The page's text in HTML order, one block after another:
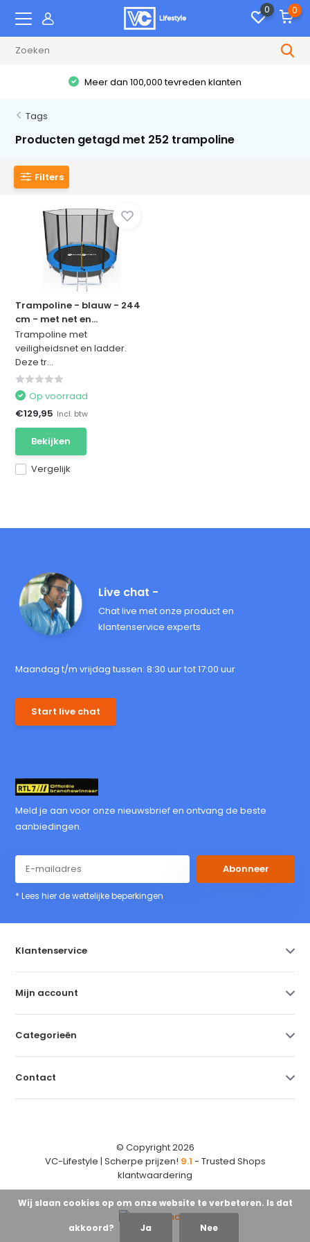
0 0
Meer dan 100,000 tevreden klanten
Tags
Producten getagd met 252 trampoline
Filters
Trampoline - blauw - 244
cm - met net en...
Trampoline met
veiligheidsnet en ladder.
Deze tr...
Vergelijk
Op voorraad
€129,95 Incl. btw
Bekijken
Live chat -
Chat live met onze product en
klantenservice experts
Maandag t/m vrijdag tussen: 8:30 uur tot 17:00 uur
Start live chat
Meld je aan voor onze nieuwsbrief en ontvang de beste
aanbiedingen.
Abonneer
* Lees hier de wettelijke beperkingen
Klantenservice
Mijn account
Categorieën
Contact
© Copyright 2026
VC-Lifestyle | Scherpe prijzen! 9.1 - Trusted Shops
klantwaardering
Wij slaan cookies op om onze website te verbeteren. Is dat
akkoord? Ja Nee